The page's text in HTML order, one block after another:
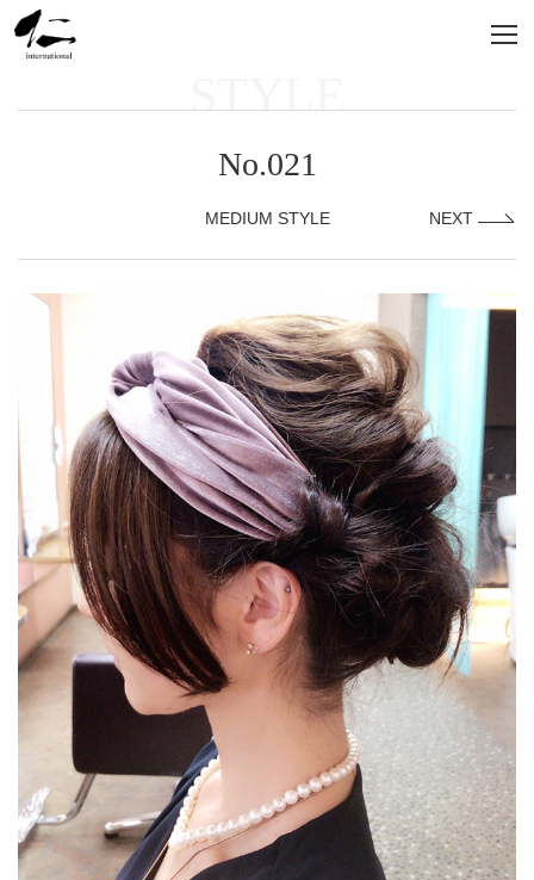
STYLE
No.021
MEDIUM STYLE NEXT